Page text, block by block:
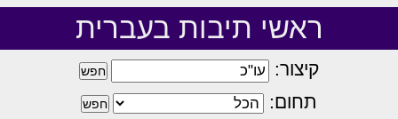
ראשי תיבות בעברית
קיצור:
תחום: